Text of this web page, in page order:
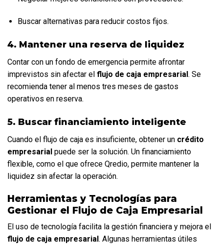
Buscar alternativas para reducir costos fijos.
4. Mantener una reserva de liquidez
Contar con un fondo de emergencia permite afrontar
imprevistos sin afectar el flujo de caja empresarial. Se
recomienda tener al menos tres meses de gastos
operativos en reserva.
5. Buscar financiamiento inteligente
Cuando el flujo de caja es insuficiente, obtener un crédito
empresarial puede ser la solución. Un financiamiento
flexible, como el que ofrece Qredio, permite mantener la
liquidez sin afectar la operación.
Herramientas y Tecnologías para
Gestionar el Flujo de Caja Empresarial
flujo de caja empresarial . Algunas herramientas útiles